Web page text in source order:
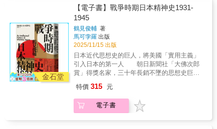
化、武術類哲學論述、茶道、禪修哲學，或尋
找內在秩序的現代人。【誠摯推薦】陸曼青︱
日本武術軼聞版主
泰的作品，否則我們不期待兩者交織。這部傑
作的成就之一，在於威廉•達爾林普如何將這兩
大主題渾然天成地熔鑄，使英國征服印度的史
實與一段刻骨銘心的戀愛故事相互滲透，彼此
增添層次深度。達爾林普的敘事節奏如驚悚小
說般緊湊……更重要的是，本書展現了學識、
文筆與洞見的華麗交鋒。簡短評論難以盡述其
多重卓越之處，只能說達爾林普一舉超越多數
歷史學家與小說家的非凡成就，簡直令人驚
嘆。——法蘭克•麥克林《星期日獨立報》
的根源。 明朝以儒教為基礎，區分「中
華」和「夷狄」，建構起「朝貢一元體制」，
體系，到了十六世紀，隨著明朝內外問題日益
嚴重，這個體系也開始動搖。渴求中國物產的
日本以走私的方式，打破海禁與朝貢貿易的限
制，使「朝貢一元體制」喪失實質功能。明朝
北鄰的蒙古也屢屢跨越長城，迫使明朝承認對
蒙古有利的貿易條件。東亞的勢力開始變得多
元，既有秩序也變得無法維持治安，因而呈現
起於遼東的滿洲族建立大清國，並在因緣際會
之下，以「蠻夷」身分入關統治漢族，從而成
為「中華」正統。入關後的清朝，首先面臨的
金石堂
【電子書】戰爭時期日本精神史1931-
1945
鶴見俊輔 著
馬可孛羅 出版
2025/11/15 出版
日本近代思想史的巨人，將美國「實用主義」
引入日本的第一人 朝日新聞社「大佛次郎
賞」得獎名家，三十年長銷不墜的思想史巨
全面討論一九三一至一九八〇年間，日本知識
分子如何面對時代所帶來的巨變與衝擊
──深入了解日本思想底蘊必讀之作 《戰爭
特價 315 元
電子書